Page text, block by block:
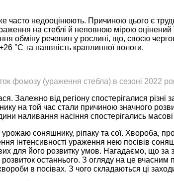
часто недооцінюють. Причиною цього є
на стеблі й неповною мірою
обміну речовин у рослині, що, своєю
°С та наявність краплинної вологи.
фомозу (ураження стебла) в сезоні 2022
Залежно від регіону спостерігалися
на той час стали причиною значного
наливання насіння спостерігались
соняшнику, ріпаку та сої. Хвороба,
ураження нею посівів
для його розвитку умов. Нагадаємо, що за
останнього. З огляду на це
в посівах. З чого складаються ці